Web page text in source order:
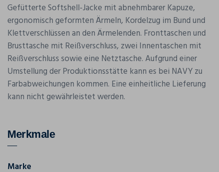
Gefütterte Softshell-Jacke mit abnehmbarer Kapuze,
ergonomisch geformten Ärmeln, Kordelzug im Bund und
Klettverschlüssen an den Ärmelenden. Fronttaschen und
Brusttasche mit Reißverschluss, zwei Innentaschen mit
Reißverschluss sowie eine Netztasche. Aufgrund einer
Umstellung der Produktionsstätte kann es bei NAVY zu
Farbabweichungen kommen. Eine einheitliche Lieferung
kann nicht gewährleistet werden.
Merkmale
Marke